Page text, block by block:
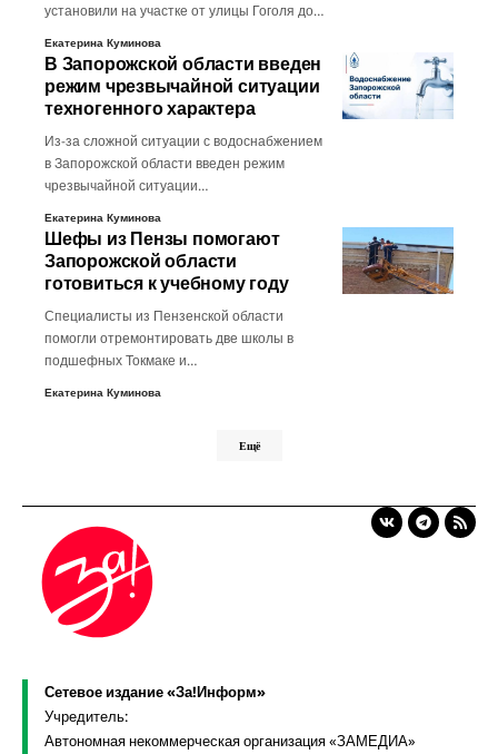
установили на участке от улицы Гоголя до…
Екатерина Куминова
В Запорожской области введен
режим чрезвычайной ситуации
техногенного характера
Из-за сложной ситуации с водоснабжением
в Запорожской области введен режим
чрезвычайной ситуации…
Екатерина Куминова
Шефы из Пензы помогают
Запорожской области
готовиться к учебному году
Специалисты из Пензенской области
помогли отремонтировать две школы в
подшефных Токмаке и…
Екатерина Куминова
Ещё
Сетевое издание «За!Информ»
Учредитель:
Автономная некоммерческая организация «ЗАМЕДИА»